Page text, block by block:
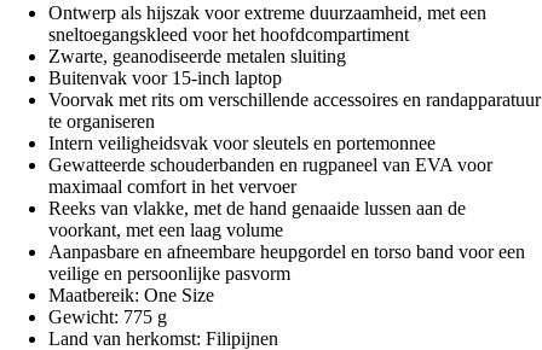
Ontwerp als hijszak voor extreme duurzaamheid, met een
sneltoegangskleed voor het hoofdcompartiment
Zwarte, geanodiseerde metalen sluiting
Buitenvak voor 15-inch laptop
Voorvak met rits om verschillende accessoires en randapparatuur
te organiseren
Intern veiligheidsvak voor sleutels en portemonnee
Gewatteerde schouderbanden en rugpaneel van EVA voor
maximaal comfort in het vervoer
Reeks van vlakke, met de hand genaaide lussen aan de
voorkant, met een laag volume
Aanpasbare en afneembare heupgordel en torso band voor een
veilige en persoonlijke pasvorm
Maatbereik: One Size
Gewicht: 775 g
Land van herkomst: Filipijnen